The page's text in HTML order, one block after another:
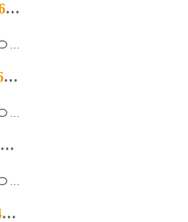
de airco = l'instant néerlandais du jour (2026_06_03)
heet = l'instant néerlandais du jour (2026_06_02)
de markthandelaar = l'instant néerlandais du jour (2026_03_11)
de noot = l'instant néerlandais du jour (2024_09_09)